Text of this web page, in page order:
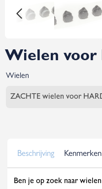
Wielen voor
Wielen
Beschrijving Kenmerken
Ben je op zoek naar